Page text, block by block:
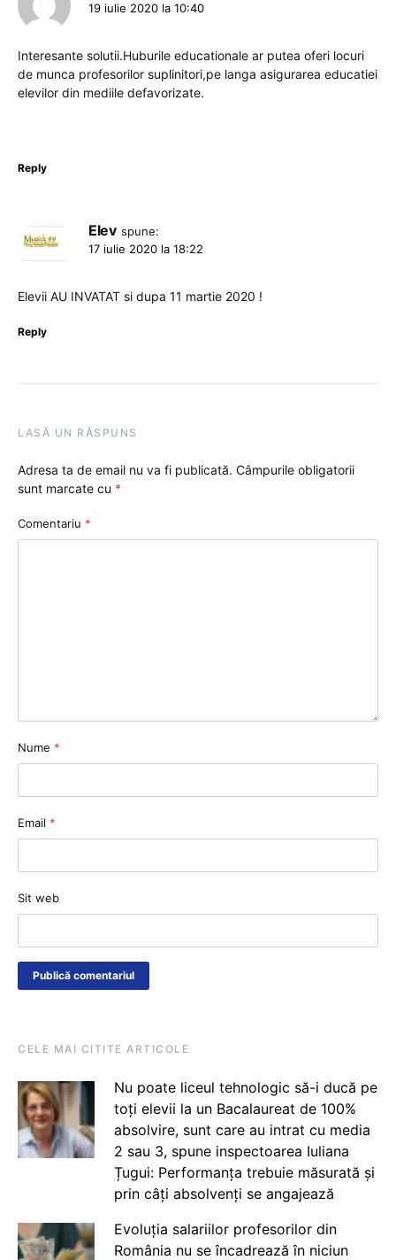
19 iulie 2020 la 10:40
Interesante solutii.Huburile educationale ar putea oferi locuri
de munca profesorilor suplinitori,pe langa asigurarea educatiei
elevilor din mediile defavorizate.
Reply
Elev spune:
17 iulie 2020 la 18:22
Elevii AU INVATAT si dupa 11 martie 2020 !
Reply
LASĂ UN RĂSPUNS
Adresa ta de email nu va fi publicată. Câmpurile obligatorii
sunt marcate cu *
Comentariu *
Nume *
Email *
Sit web
CELE MAI CITITE ARTICOLE
Nu poate liceul tehnologic să-i ducă pe
toți elevii la un Bacalaureat de 100%
absolvire, sunt care au intrat cu media
2 sau 3, spune inspectoarea Iuliana
Țugui: Performanța trebuie măsurată și
prin câți absolvenți se angajează
Evoluția salariilor profesorilor din
România nu se încadrează în niciun